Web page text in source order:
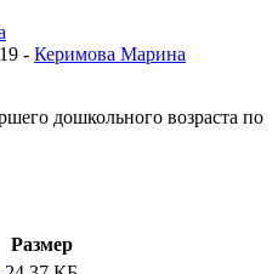
- Керимова Марина
дошкольного возраста по
Размер